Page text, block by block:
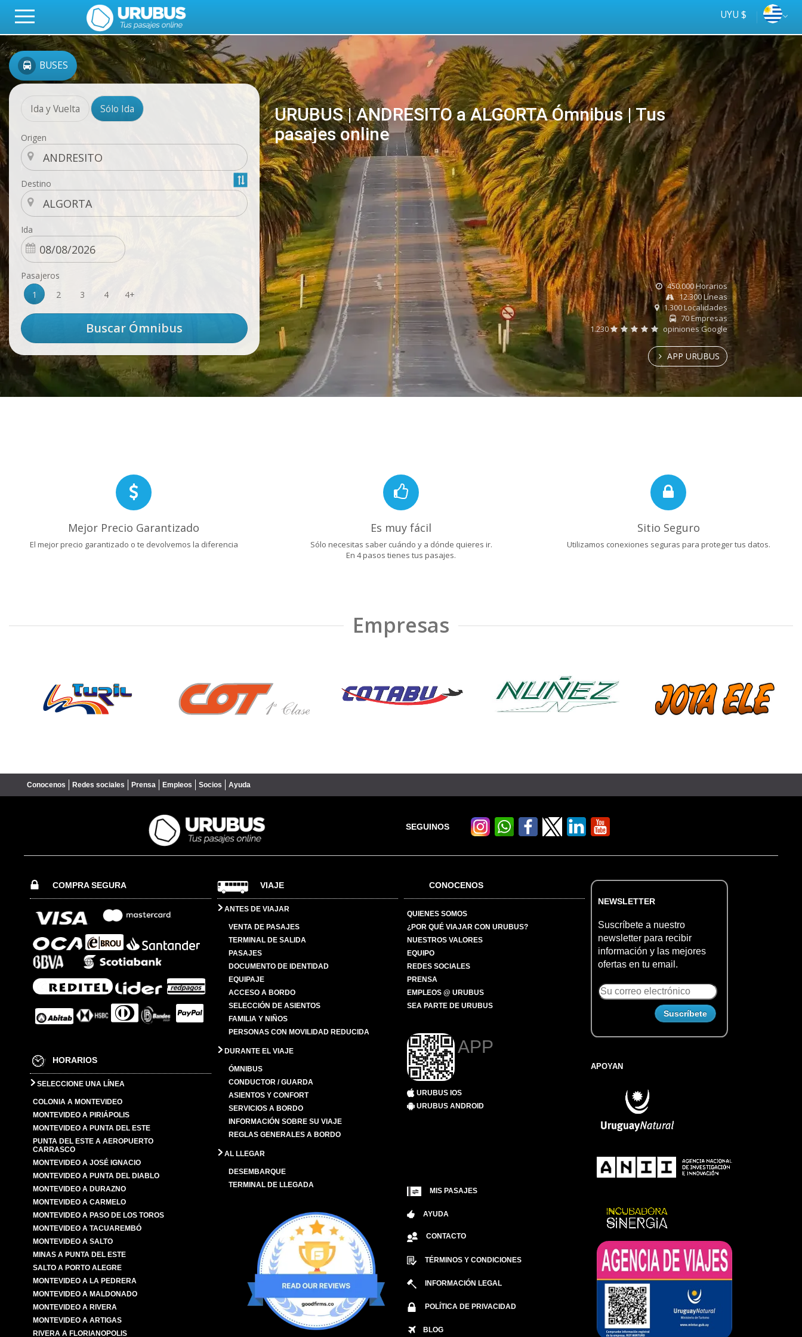
UYU $
BUSES
Ida y Vuelta Sólo Ida
Origen
Destino
Ida
Pasajeros
1
2 3 4 4+
URUBUS | ANDRESITO a ALGORTA Ómnibus | Tus
pasajes online
online
Tus
ómnibus
450.000 Horarios
12.300 Líneas
1.300 Localidades
70 Empresas
1.230
opiniones Google
APP URUBUS
Mejor Precio Garantizado
El mejor precio garantizado o te devolvemos la diferencia
Es muy fácil
Sólo necesitas saber cuándo y a dónde quieres ir.
En 4 pasos tienes tus pasajes.
Sitio Seguro
Utilizamos conexiones seguras para proteger tus datos.
Empresas
Conocenos Redes sociales Prensa Empleos Socios Ayuda
SEGUINOS
COMPRA SEGURA
HORARIOS
SELECCIONE UNA LÍNEA
COLONIA A MONTEVIDEO
MONTEVIDEO A PIRIÁPOLIS
MONTEVIDEO A PUNTA DEL ESTE
PUNTA DEL ESTE A AEROPUERTO
CARRASCO
MONTEVIDEO A JOSÉ IGNACIO
MONTEVIDEO A PUNTA DEL DIABLO
MONTEVIDEO A DURAZNO
MONTEVIDEO A CARMELO
MONTEVIDEO A PASO DE LOS TOROS
MONTEVIDEO A TACUAREMBÓ
MONTEVIDEO A SALTO
MINAS A PUNTA DEL ESTE
SALTO A PORTO ALEGRE
MONTEVIDEO A LA PEDRERA
MONTEVIDEO A MALDONADO
MONTEVIDEO A RIVERA
MONTEVIDEO A ARTIGAS
RIVERA A FLORIANOPOLIS
VIAJE
ANTES DE VIAJAR
VENTA DE PASAJES
TERMINAL DE SALIDA
PASAJES
DOCUMENTO DE IDENTIDAD
EQUIPAJE
ACCESO A BORDO
SELECCIÓN DE ASIENTOS
FAMILIA Y NIÑOS
PERSONAS CON MOVILIDAD REDUCIDA
DURANTE EL VIAJE
ÓMNIBUS
CONDUCTOR / GUARDA
ASIENTOS Y CONFORT
SERVICIOS A BORDO
INFORMACIÓN SOBRE SU VIAJE
REGLAS GENERALES A BORDO
AL LLEGAR
DESEMBARQUE
TERMINAL DE LLEGADA
CONOCENOS
QUIENES SOMOS
¿POR QUÉ VIAJAR CON URUBUS?
NUESTROS VALORES
EQUIPO
REDES SOCIALES
PRENSA
EMPLEOS @ URUBUS
SEA PARTE DE URUBUS
APP
URUBUS IOS
URUBUS ANDROID
MIS PASAJES
AYUDA
CONTACTO
TÉRMINOS Y CONDICIONES
INFORMACIÓN LEGAL
POLÍTICA DE PRIVACIDAD
BLOG
NEWSLETTER
Suscríbete a nuestro
newsletter para recibir
información y las mejores
ofertas en tu email.
APOYAN